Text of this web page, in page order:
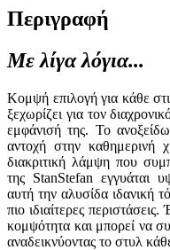
Περιγραφή
Με λίγα λόγια...
Κομψή επιλογή για κάθε
ξεχωρίζει για τον
εμφάνισή της. Το
αντοχή στην καθημερινή
διακριτική λάμψη που
της StanStefan εγγυάται
αυτή την αλυσίδα ιδανική
πιο ιδιαίτερες
κομψότητα και μπορεί να
αναδεικνύοντας το στυλ